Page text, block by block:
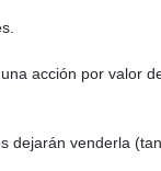
acción por valor
dejarán venderla